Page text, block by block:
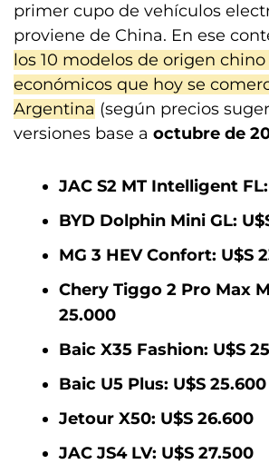
primer cupo de vehículos
proviene de China. En ese
los 10 modelos de origen
económicos que hoy se
Argentina (según precios
versiones base a octubre de
JAC S2 MT Intelligent FL:
BYD Dolphin Mini GL:
MG 3 HEV Confort: U$S
Chery Tiggo 2 Pro Max
25.000
Baic X35 Fashion: U$S
Baic U5 Plus: U$S 25.600
Jetour X50: U$S 26.600
JAC JS4 LV: U$S 27.500